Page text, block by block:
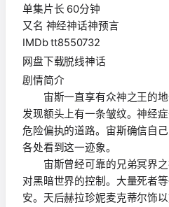
单集片长 60分钟
又名 神经神话神预言
IMDb tt8550732
网盘下载脱线神话
剧情简介
宙斯一直享有众神之王的地
发现额头上有一条皱纹。神经
危险偏执的道路。宙斯确信自
各处看到这一迹象。
宙斯曾经可靠的兄弟冥界之
对黑暗世界的控制。大量死者
安。天后赫拉珍妮麦克蒂尔饰